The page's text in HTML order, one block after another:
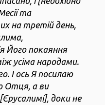
та
на третій день,
Його покаяння
усіма народами.
І ось Я посилаю
Отця, а ви
доки не